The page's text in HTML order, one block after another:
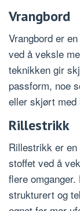
Vrangbord
Vrangbord er
ved å veksle
teknikken gir
passform, noe
eller skjørt med
Rillestrikk
Rillestrikk er
stoffet ved å
flere
strukturert og